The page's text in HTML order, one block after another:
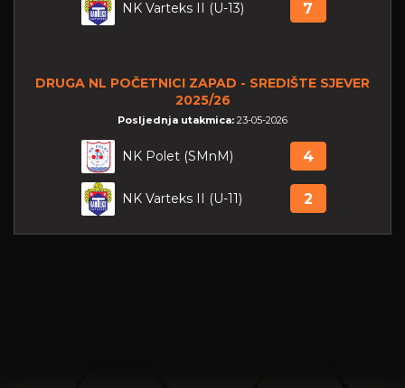
NK Varteks II (U-13) 7
DRUGA NL POČETNICI ZAPAD - SREDIŠTE SJEVER
2025/26
Posljednja utakmica: 23-05-2026
NK Polet (SMnM) 4
NK Varteks II (U-11) 2